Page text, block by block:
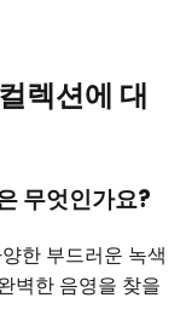
렉션에 대
무엇인가요?
한 부드러운 녹색
벽한 음영을 찾을